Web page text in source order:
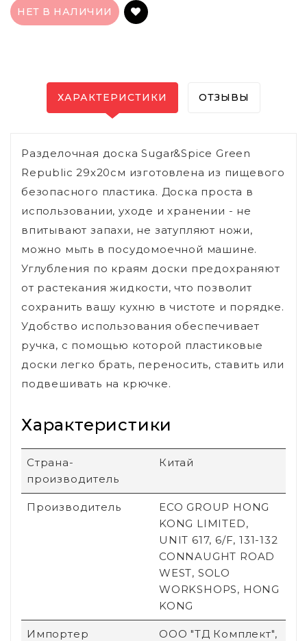
НЕТ В НАЛИЧИИ
ХАРАКТЕРИСТИКИ ОТЗЫВЫ
Разделочная доска Sugar&Spice Green
Republic 29х20см изготовлена из пищевого
безопасного пластика. Доска проста в
использовании, уходе и хранении - не
впитывают запахи, не затупляют ножи,
можно мыть в посудомоечной машине.
Углубления по краям доски предохраняют
от растекания жидкости, что позволит
сохранить вашу кухню в чистоте и порядке.
Удобство использования обеспечивает
ручка, с помощью которой пластиковые
доски легко брать, переносить, ставить или
подвешивать на крючке.
Характеристики
Страна-
производитель
Китай
Производитель
ECO GROUP HONG
KONG LIMITED,
UNIT 617, 6/F, 131-132
CONNAUGHT ROAD
WEST, SOLO
WORKSHOPS, HONG
KONG
Импортер
ООО "ТД Комплект",